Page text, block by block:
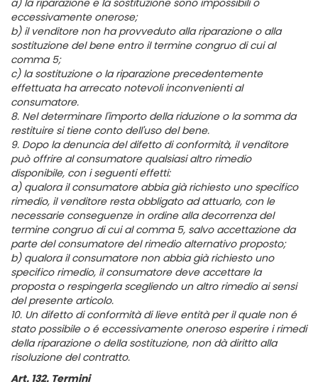
a) la riparazione e la sostituzione sono impossibili o
eccessivamente onerose;
b) il venditore non ha provveduto alla riparazione o alla
sostituzione del bene entro il termine congruo di cui al
comma 5;
c) la sostituzione o la riparazione precedentemente
effettuata ha arrecato notevoli inconvenienti al
consumatore.
8. Nel determinare l'importo della riduzione o la somma da
restituire si tiene conto dell'uso del bene.
9. Dopo la denuncia del difetto di conformità, il venditore
può offrire al consumatore qualsiasi altro rimedio
disponibile, con i seguenti effetti:
a) qualora il consumatore abbia già richiesto uno specifico
rimedio, il venditore resta obbligato ad attuarlo, con le
necessarie conseguenze in ordine alla decorrenza del
termine congruo di cui al comma 5, salvo accettazione da
parte del consumatore del rimedio alternativo proposto;
b) qualora il consumatore non abbia già richiesto uno
specifico rimedio, il consumatore deve accettare la
proposta o respingerla scegliendo un altro rimedio ai sensi
del presente articolo.
10. Un difetto di conformità di lieve entità per il quale non é
stato possibile o é eccessivamente oneroso esperire i rimedi
della riparazione o della sostituzione, non dà diritto alla
risoluzione del contratto.
Art. 132. Termini